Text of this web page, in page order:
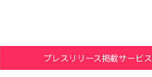
プレスリリース掲載サービス